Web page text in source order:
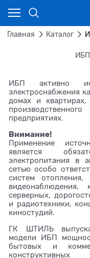
Главная Каталог
ИБП
ИБП активно
электроснабжения
домах и
предприятиях.
Внимание!
Применение
является
электропитания в
сетью особо
систем отопления,
видеонаблюдения,
серверных,
и радиотехники,
киностудий.
ГК ШТИЛЬ
модели ИБП
бытовых и